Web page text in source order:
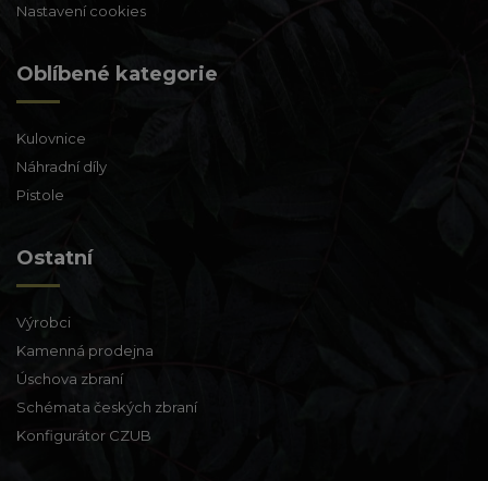
Nastavení cookies
Oblíbené kategorie
Kulovnice
Náhradní díly
Pistole
Ostatní
Výrobci
Kamenná prodejna
Úschova zbraní
Schémata českých zbraní
Konfigurátor CZUB